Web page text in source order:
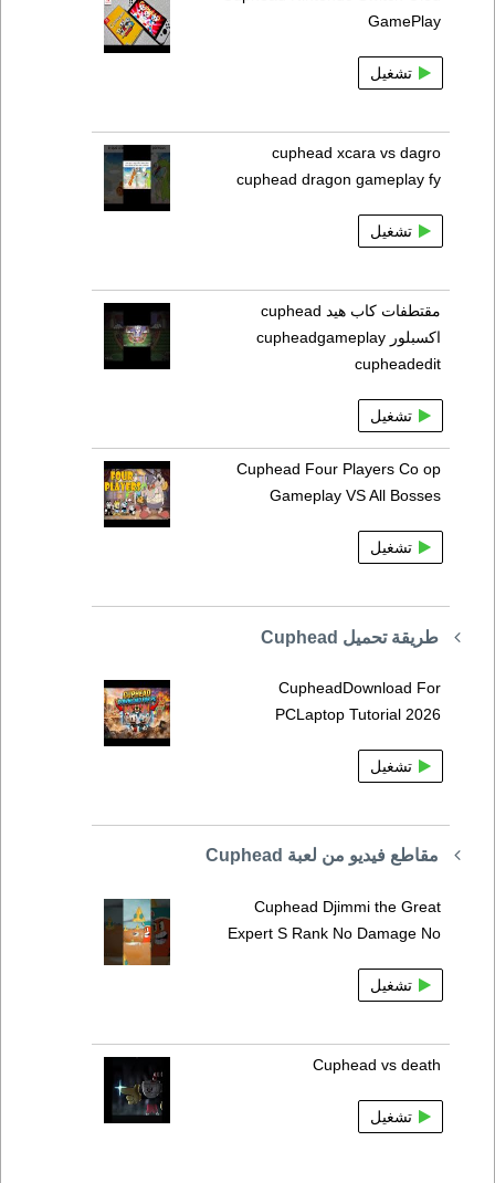
GamePlay
تشغيل
cuphead xcara vs dagro
cuphead dragon gameplay fy
تشغيل
مقتطفات كاب هيد cuphead
اكسبلور cupheadgameplay
cupheadedit
تشغيل
Cuphead Four Players Co op
Gameplay VS All Bosses
تشغيل
طريقة تحميل Cuphead
CupheadDownload For
PCLaptop Tutorial 2026
تشغيل
مقاطع فيديو من لعبة Cuphead
Cuphead Djimmi the Great
Expert S Rank No Damage No
تشغيل
Cuphead vs death
تشغيل